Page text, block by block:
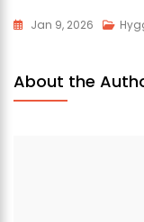
Jan 9, 2026
About the